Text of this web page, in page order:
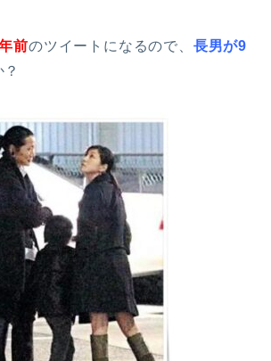
前のツイートになるので、 長男が9